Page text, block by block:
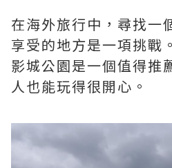
在海外旅行中，尋找一
享受的地方是一項挑戰
影城公園是一個值得推
人也能玩得很開心。